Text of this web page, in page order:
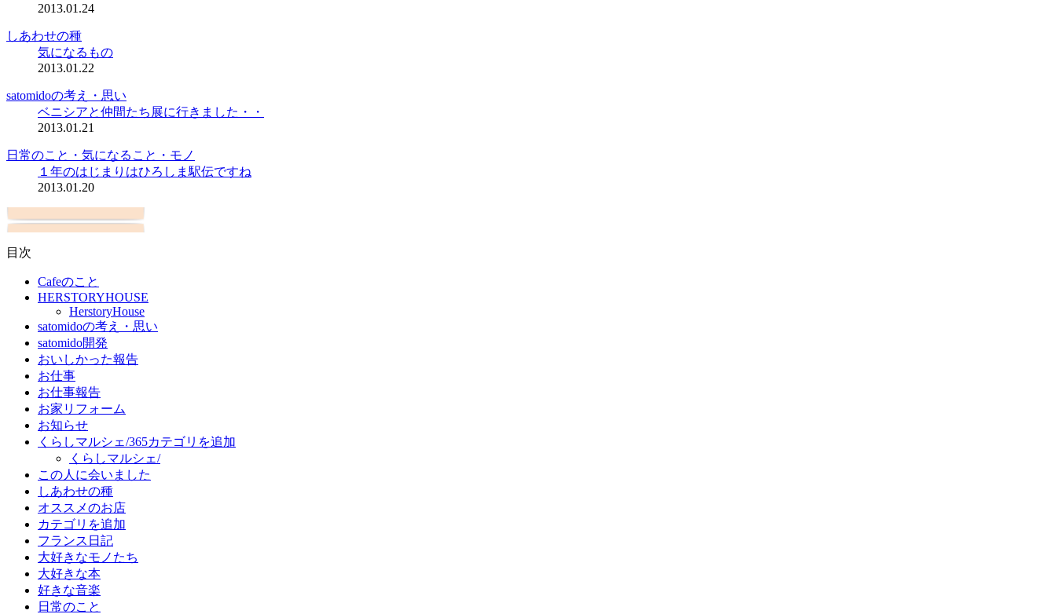
2013.01.24
しあわせの種
気になるもの
2013.01.22
satomidoの考え・思い
ベニシアと仲間たち展に行きました・・
2013.01.21
日常のこと・気になること・モノ
１年のはじまりはひろしま駅伝ですね
2013.01.20
目次
Cafeのこと
HERSTORYHOUSE
HerstoryHouse
satomidoの考え・思い
satomido開発
おいしかった報告
お仕事
お仕事報告
お家リフォーム
お知らせ
くらしマルシェ/365カテゴリを追加
くらしマルシェ/
この人に会いました
しあわせの種
オススメのお店
カテゴリを追加
フランス日記
大好きなモノたち
大好きな本
好きな音楽
日常のこと